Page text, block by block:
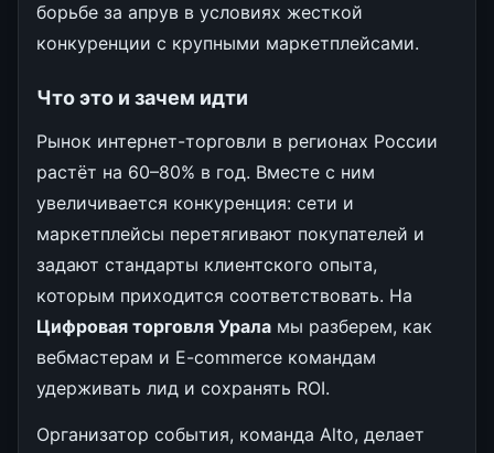
борьбе за апрув в условиях жесткой
конкуренции с крупными маркетплейсами.
Что это и зачем идти
Рынок интернет-торговли в регионах России
растёт на 60–80% в год. Вместе с ним
увеличивается конкуренция: сети и
маркетплейсы перетягивают покупателей и
задают стандарты клиентского опыта,
которым приходится соответствовать. На
Цифровая торговля Урала мы разберем, как
вебмастерам и E-commerce командам
удерживать лид и сохранять ROI.
Организатор события, команда Alto, делает